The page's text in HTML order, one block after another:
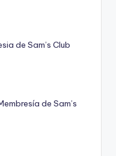
de Sam’s Club
de Sam’s